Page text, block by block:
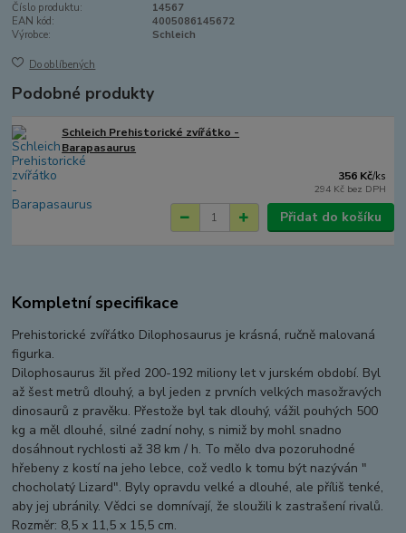
Číslo produktu:
14567
EAN kód:
4005086145672
Výrobce:
Schleich
Do oblíbených
Podobné produkty
Schleich Prehistorické zvířátko -
Barapasaurus
356 Kč/ks
294 Kč bez DPH
Přidat do košíku
Kompletní specifikace
Prehistorické zvířátko Dilophosaurus je krásná, ručně malovaná
figurka.
Dilophosaurus žil před 200-192 miliony let v jurském období. Byl
až šest metrů dlouhý, a byl jeden z prvních velkých masožravých
dinosaurů z pravěku. Přestože byl tak dlouhý, vážil pouhých 500
kg a měl dlouhé, silné zadní nohy, s nimiž by mohl snadno
dosáhnout rychlosti až 38 km / h. To mělo dva pozoruhodné
hřebeny z kostí na jeho lebce, což vedlo k tomu být nazýván "
chocholatý Lizard". Byly opravdu velké a dlouhé, ale příliš tenké,
aby jej ubránily. Vědci se domnívají, že sloužili k zastrašení rivalů.
Rozměr: 8,5 x 11,5 x 15,5 cm.